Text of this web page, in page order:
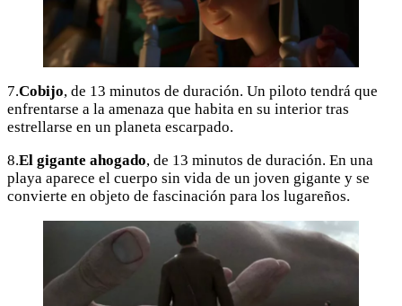
7.Cobijo, de 13 minutos de duración. Un piloto tendrá que
enfrentarse a la amenaza que habita en su interior tras
estrellarse en un planeta escarpado.
8.El gigante ahogado, de 13 minutos de duración. En una
playa aparece el cuerpo sin vida de un joven gigante y se
convierte en objeto de fascinación para los lugareños.